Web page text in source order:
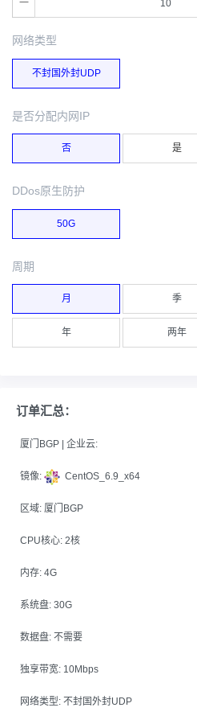
网络类型
不封国外封UDP
是否分配内网IP
否 是
DDos原生防护
50G
周期
月 季
年 两年
订单汇总：
厦门BGP | 企业云:
镜像: CentOS_6.9_x64
区域: 厦门BGP
CPU核心: 2核
内存: 4G
系统盘: 30G
数据盘: 不需要
独享带宽: 10Mbps
网络类型: 不封国外封UDP